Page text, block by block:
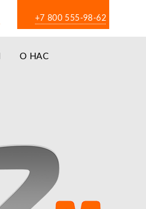
+7 800 555-98-62
О НАС